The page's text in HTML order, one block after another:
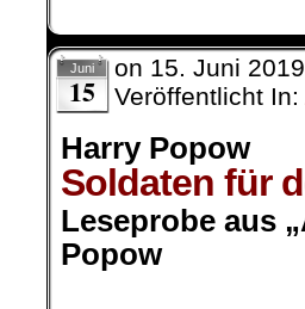
Juni
15
on 15. Juni 2019
Veröffentlicht In:
Harry Popow
Soldaten für
Leseprobe aus
Popow